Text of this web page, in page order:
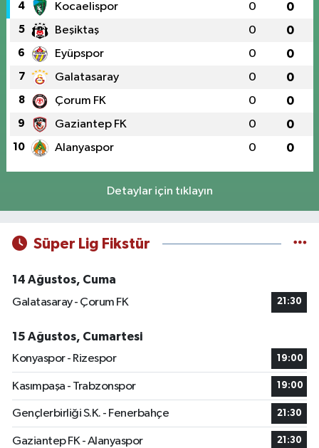
4 Kocaelispor 0 0
5 Beşiktaş 0 0
6 Eyüpspor 0 0
7 Galatasaray 0 0
8 Çorum FK 0 0
9 Gaziantep FK 0 0
10 Alanyaspor 0 0
Detaylar için tıklayın
Süper Lig Fikstür
14 Ağustos, Cuma
Galatasaray - Çorum FK
21:30
15 Ağustos, Cumartesi
Konyaspor - Rizespor
19:00
Kasımpaşa - Trabzonspor 19:00
Gençlerbirliği S.K. - Fenerbahçe 21:30
Gaziantep FK - Alanyaspor 21:30